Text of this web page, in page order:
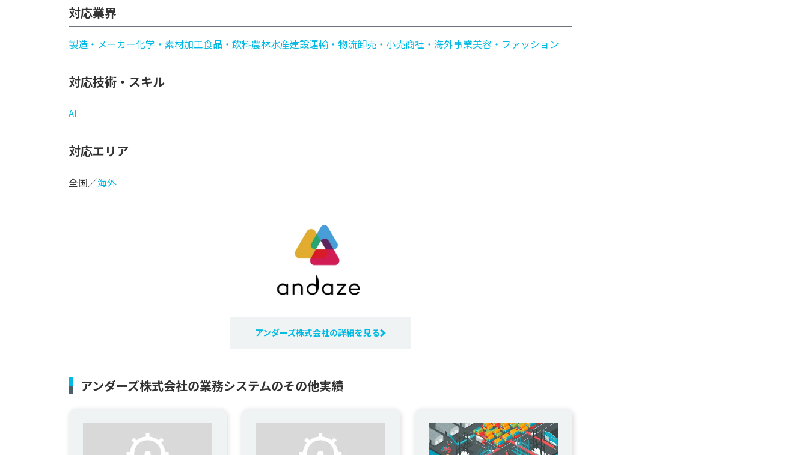
対応業界
製造・メーカー化学・素材加工食品・飲料農林水産建設運輸・物流卸売・小売商社・海外事業美容・ファッション
対応技術・スキル
AI
対応エリア
全国／海外
アンダーズ株式会社の詳細を見る
アンダーズ株式会社の業務システムのその他実績